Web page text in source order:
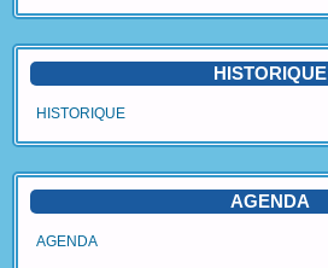
HISTORIQUE
HISTORIQUE
AGENDA
AGENDA